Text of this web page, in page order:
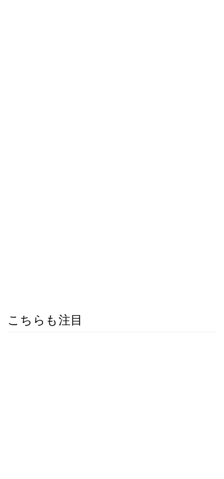
こちらも注目